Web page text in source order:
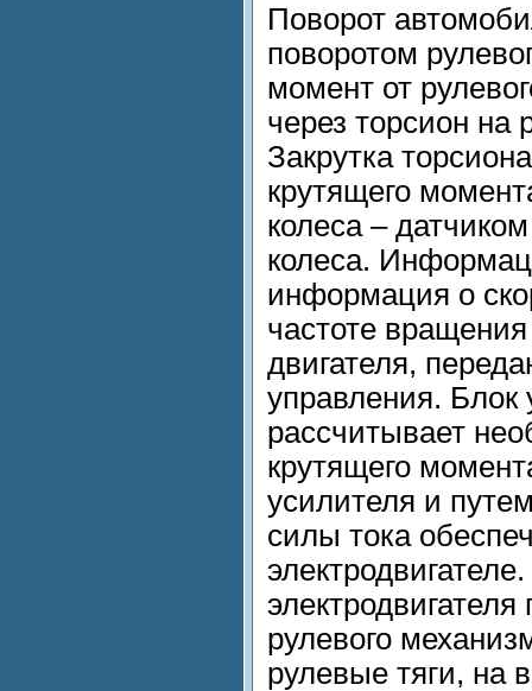
Поворот
поворотом
момент от
через торсион на
Закрутка
крутящего
колеса –
колеса.
информация о
частоте вращения
двигателя,
управления. Блок
рассчитывает
крутящего
усилителя и
силы тока
рулевого
рулевые тяги, на